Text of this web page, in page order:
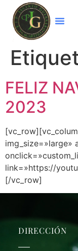
FELIZ
2023
img_size=»large»
link=»https://
[/vc_row]
DIRECCIÓN